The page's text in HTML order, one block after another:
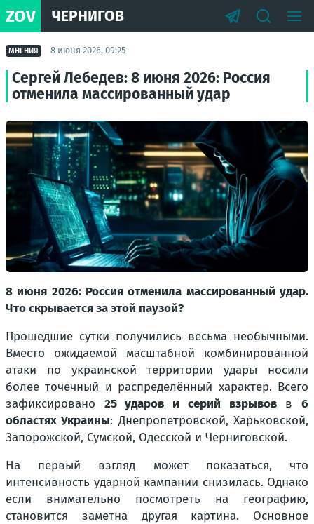
ZOV ЧЕРНИГОВ
МНЕНИЯ 8 июня 2026, 09:25
Сергей Лебедев: 8 июня 2026: Россия
отменила массированный удар
8 июня 2026: Россия отменила массированный удар.
Что скрывается за этой паузой?
Прошедшие сутки получились весьма необычными.
Вместо ожидаемой масштабной комбинированной
атаки по украинской территории удары носили
более точечный и распределённый характер. Всего
зафиксировано 25 ударов и серий взрывовв6
областях Украины: Днепропетровской, Харьковской,
Запорожской, Сумской, Одесской и Черниговской.
На первый взгляд может показаться, что
интенсивность ударной кампании снизилась. Однако
если внимательно посмотреть на географию,
становится заметна другая картина. Основное